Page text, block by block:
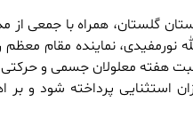
گلستان، همراه با جمعی از
نورمفیدی، نماینده مقام معظم
هفته معلولان جسمی و حرکتی
استثنایی پرداخته شود و بر